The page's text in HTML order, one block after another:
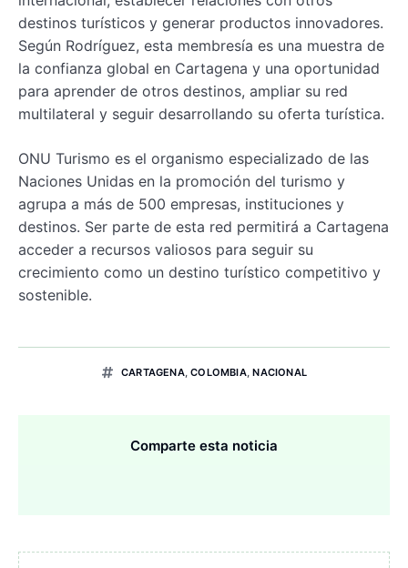
destinos turísticos y generar productos innovadores.
Según Rodríguez, esta membresía es una muestra de
la confianza global en Cartagena y una oportunidad
para aprender de otros destinos, ampliar su red
multilateral y seguir desarrollando su oferta turística.
ONU Turismo es el organismo especializado de las
Naciones Unidas en la promoción del turismo y
agrupa a más de 500 empresas, instituciones y
destinos. Ser parte de esta red permitirá a Cartagena
acceder a recursos valiosos para seguir su
crecimiento como un destino turístico competitivo y
sostenible.
CARTAGENA,COLOMBIA,NACIONAL
Comparte esta noticia